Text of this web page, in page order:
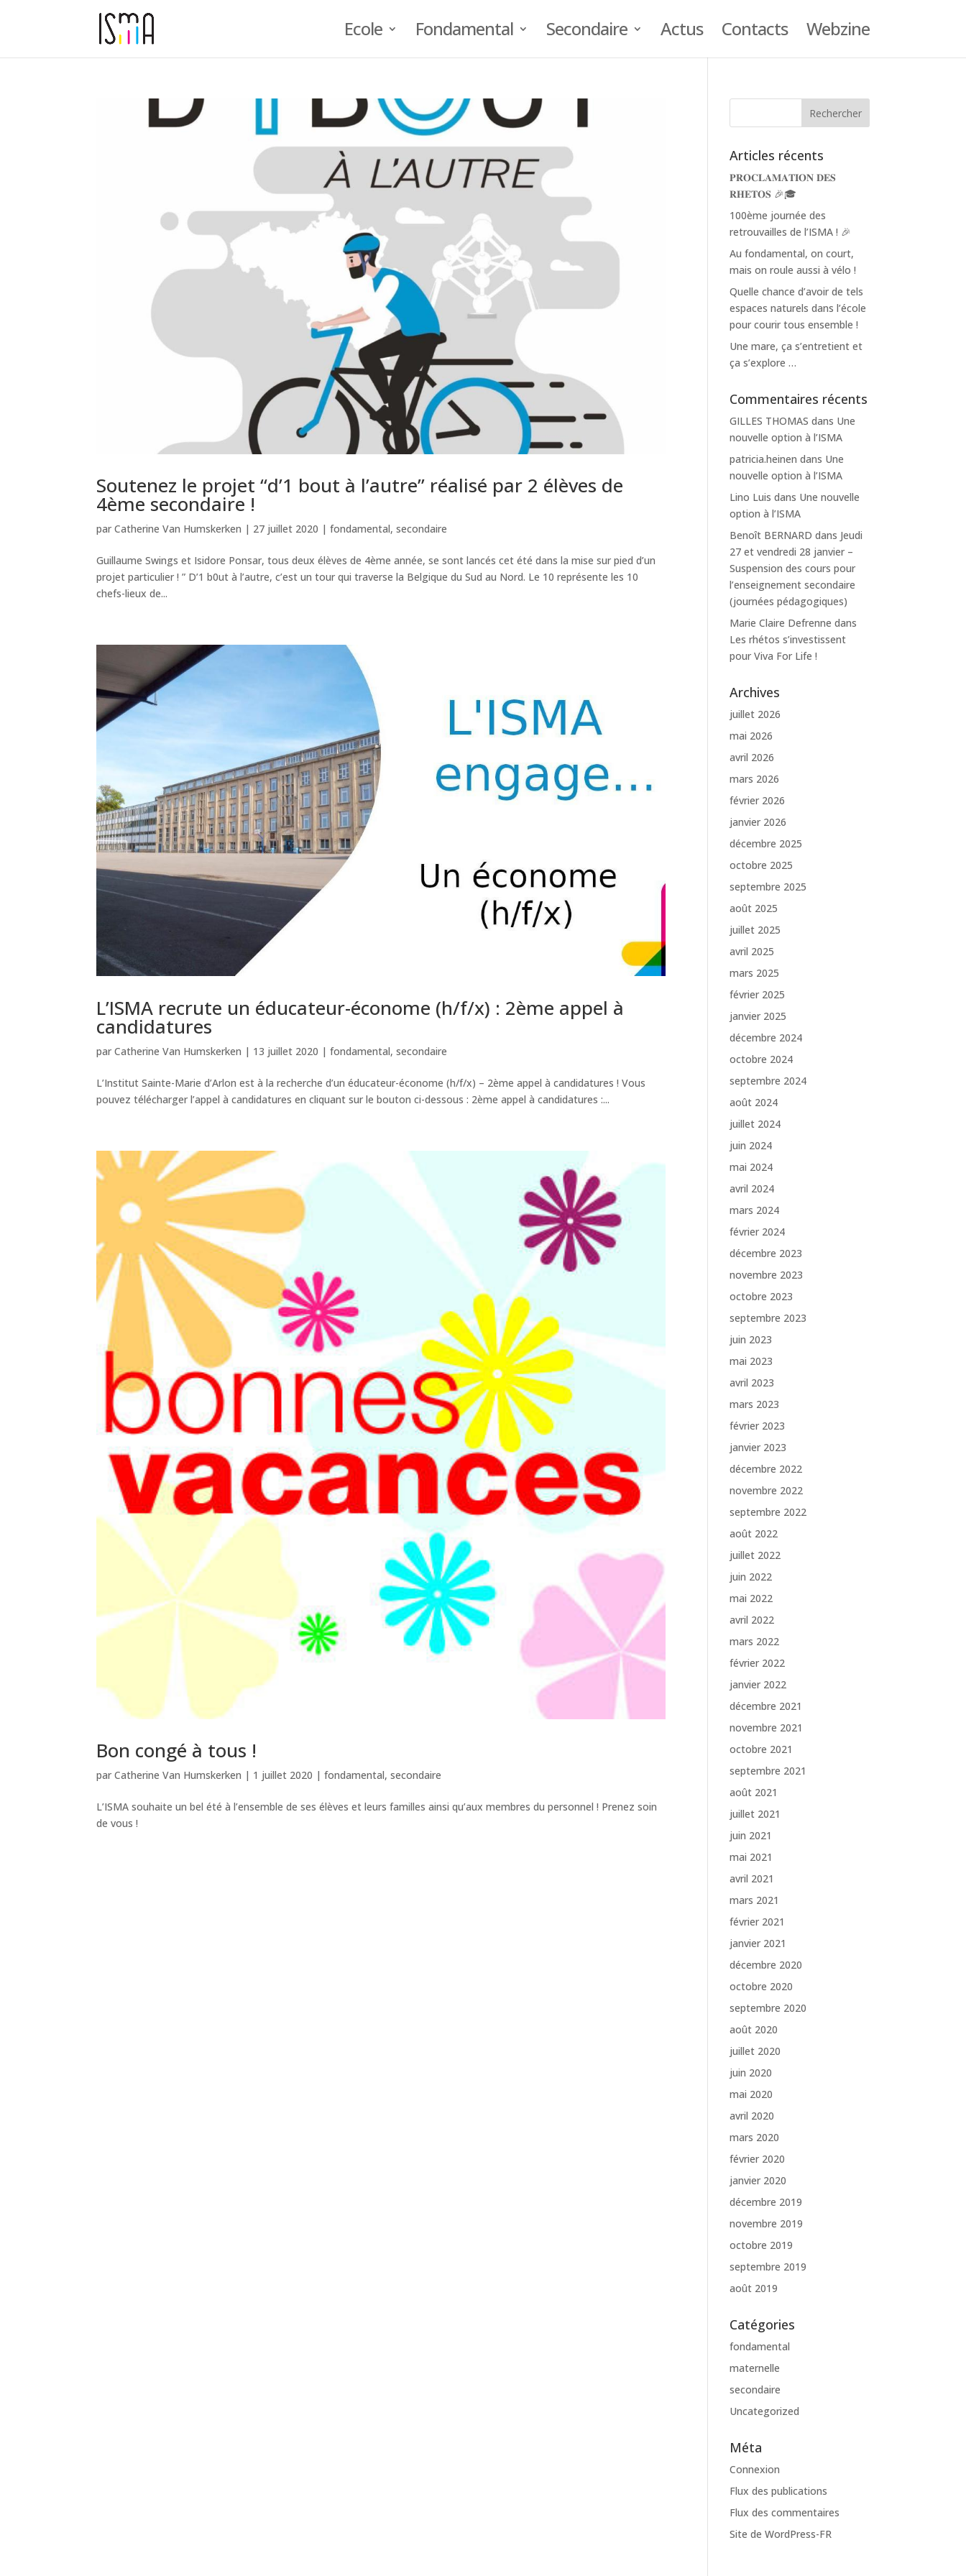
Ecole Fondamental Secondaire Actus Contacts Webzine
Soutenez le projet “d’1 bout à l’autre” réalisé par 2 élèves de
4ème secondaire !
parCatherine Van Humskerken | 27 juillet 2020 |fondamental,secondaire
Guillaume Swings et Isidore Ponsar, tous deux élèves de 4ème année, se sont lancés cet été dans la mise sur pied d’un
projet particulier ! ” D’1 b0ut à l’autre, c’est un tour qui traverse la Belgique du Sud au Nord. Le 10 représente les 10
chefs-lieux de...
L’ISMA recrute un éducateur-économe (h/f/x) : 2ème appel à
candidatures
parCatherine Van Humskerken | 13 juillet 2020 |fondamental,secondaire
L’Institut Sainte-Marie d’Arlon est à la recherche d’un éducateur-économe (h/f/x) – 2ème appel à candidatures ! Vous
pouvez télécharger l’appel à candidatures en cliquant sur le bouton ci-dessous : 2ème appel à candidatures :...
Bon congé à tous !
parCatherine Van Humskerken | 1 juillet 2020 |fondamental,secondaire
L’ISMA souhaite un bel été à l’ensemble de ses élèves et leurs familles ainsi qu’aux membres du personnel ! Prenez soin
de vous !
Articles récents
𝐏𝐑𝐎𝐂𝐋𝐀𝐌𝐀𝐓𝐈𝐎𝐍 𝐃𝐄𝐒
𝐑𝐇𝐄𝐓𝐎𝐒 🎉🎓
100ème journée des
retrouvailles de l’ISMA ! 🎉
Au fondamental, on court,
mais on roule aussi à vélo !
Quelle chance d’avoir de tels
espaces naturels dans l’école
pour courir tous ensemble !
Une mare, ça s’entretient et
ça s’explore …
Commentaires récents
GILLES THOMAS dans Une
nouvelle option à l’ISMA
patricia.heinen dans Une
nouvelle option à l’ISMA
Lino Luis dans Une nouvelle
option à l’ISMA
Benoît BERNARD dans Jeudi
27 et vendredi 28 janvier –
Suspension des cours pour
l’enseignement secondaire
(journées pédagogiques)
Marie Claire Defrenne dans
Les rhétos s’investissent
pour Viva For Life !
Archives
juillet 2026
mai 2026
avril 2026
mars 2026
février 2026
janvier 2026
décembre 2025
octobre 2025
septembre 2025
août 2025
juillet 2025
avril 2025
mars 2025
février 2025
janvier 2025
décembre 2024
octobre 2024
septembre 2024
août 2024
juillet 2024
juin 2024
mai 2024
avril 2024
mars 2024
février 2024
décembre 2023
novembre 2023
octobre 2023
septembre 2023
juin 2023
mai 2023
avril 2023
mars 2023
février 2023
janvier 2023
décembre 2022
novembre 2022
septembre 2022
août 2022
juillet 2022
juin 2022
mai 2022
avril 2022
mars 2022
février 2022
janvier 2022
décembre 2021
novembre 2021
octobre 2021
septembre 2021
août 2021
juillet 2021
juin 2021
mai 2021
avril 2021
mars 2021
février 2021
janvier 2021
décembre 2020
octobre 2020
septembre 2020
août 2020
juillet 2020
juin 2020
mai 2020
avril 2020
mars 2020
février 2020
janvier 2020
décembre 2019
novembre 2019
octobre 2019
septembre 2019
août 2019
Catégories
fondamental
maternelle
secondaire
Uncategorized
Méta
Connexion
Flux des publications
Flux des commentaires
Site de WordPress-FR